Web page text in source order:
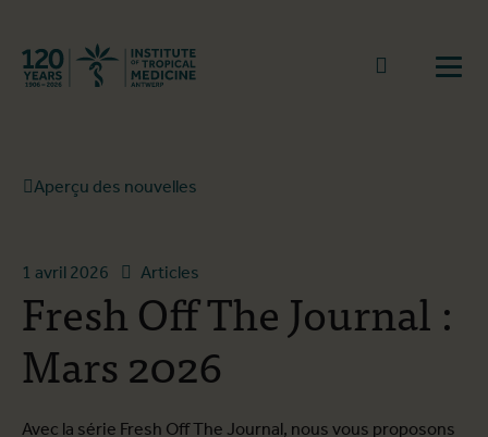
Retourner à la page d'accueil
go to
Aperçu des nouvelles
1 avril 2026 Articles
Fresh Off The Journal :
Mars 2026
Avec la série Fresh Off The Journal, nous vous proposons